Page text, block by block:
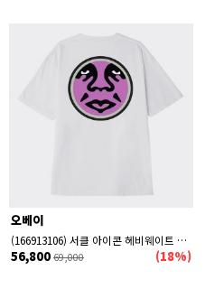
오베이
(166913106) 서클 아이콘 헤비웨이트 박스 반팔티 WHITE
56,800 69,000 (18%)